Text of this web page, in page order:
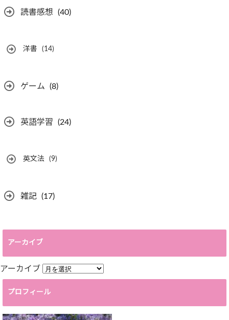
読書感想 (40)
洋書 (14)
ゲーム (8)
英語学習 (24)
英文法 (9)
雑記 (17)
アーカイブ
アーカイブ
プロフィール